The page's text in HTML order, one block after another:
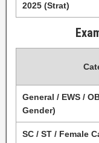
2025 (Strat)
General / EWS /
Gender)
SC / ST / Female